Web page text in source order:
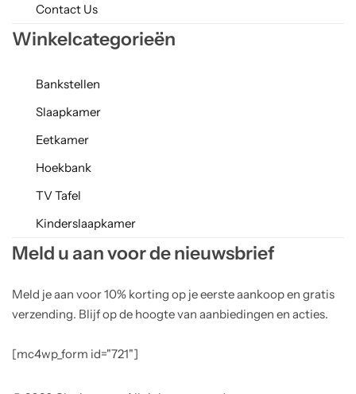
Contact Us
Winkelcategorieën
Bankstellen
Slaapkamer
Eetkamer
Hoekbank
TV Tafel
Kinderslaapkamer
Meld u aan voor de nieuwsbrief
Meld je aan voor 10% korting op je eerste aankoop en gratis
verzending. Blijf op de hoogte van aanbiedingen en acties.
[mc4wp_form id="721"]